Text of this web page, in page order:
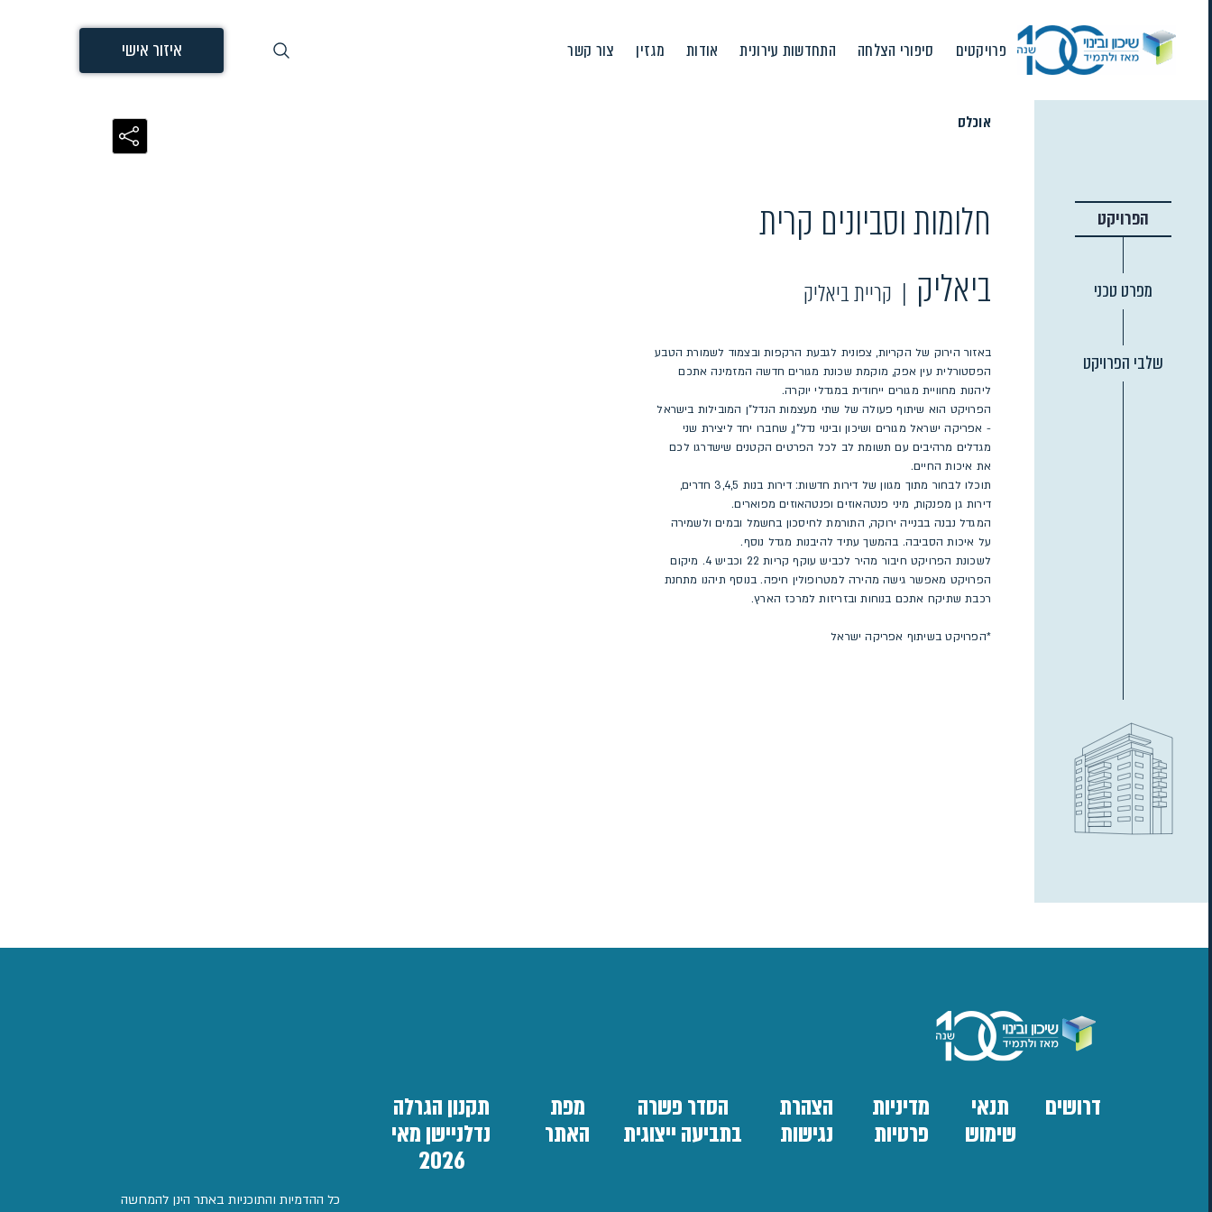
content
פרויקטים סיפורי הצלחה התחדשות עירונית אודות מגזין צור קשר איזור אישי חיפוש
הפרויקט
מפרט טכני
שלבי הפרויקט
אוכלס
חלומות וסביונים קרית
ביאליק | קריית ביאליק
באזור הירוק של הקריות, צפונית לגבעת הרקפות ובצמוד לשמורת הטבע
הפסטורלית עין אפק, מוקמת שכונת מגורים חדשה המזמינה אתכם
ליהנות מחוויית מגורים ייחודית במגדלי יוקרה.
הפרויקט הוא שיתוף פעולה של שתי מעצמות הנדל"ן המובילות בישראל
- אפריקה ישראל מגורים ושיכון ובינוי נדל"ן, שחברו יחד ליצירת שני
מגדלים מרהיבים עם תשומת לב לכל הפרטים הקטנים שישדרגו לכם
את איכות החיים.
תוכלו לבחור מתוך מגוון של דירות חדשות: דירות בנות 3,4,5 חדרים,
דירות גן מפנקות, מיני פנטהאוזים ופנטהאוזים מפוארים.
המגדל נבנה בבנייה ירוקה, התורמת לחיסכון בחשמל ובמים ולשמירה
על איכות הסביבה. בהמשך עתיד להיבנות מגדל נוסף.
לשכונת הפרויקט חיבור מהיר לכביש עוקף קריות 22 וכביש 4. מיקום
הפרויקט מאפשר גישה מהירה למטרופולין חיפה. בנוסף תיהנו מתחנת
רכבת שתיקח אתכם בנוחות ובזריזות למרכז הארץ.
*הפרויקט בשיתוף אפריקה ישראל
שיתוף
כל ההדמיות והתוכניות באתר הינן להמחשה
דרושים
תנאי
שימוש
מדיניות
פרטיות
הצהרת
נגישות
הסדר פשרה
בתביעה ייצוגית
מפת
האתר
תקנון הגרלה
נדלניישן מאי
2026